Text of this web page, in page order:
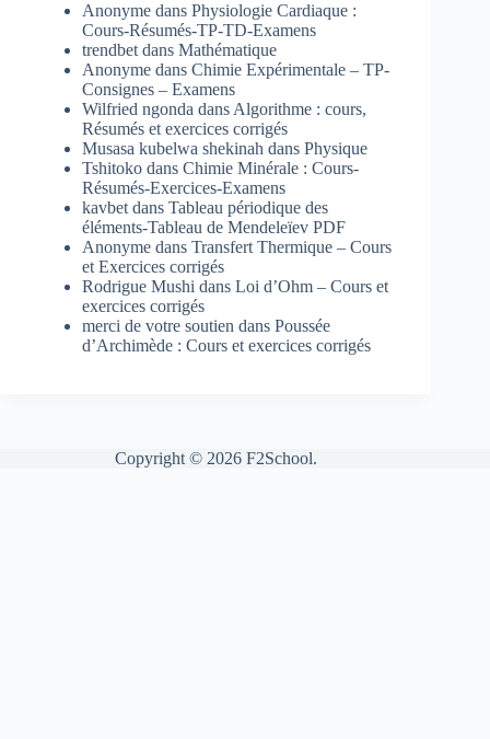
Anonyme dans Physiologie Cardiaque :
Cours-Résumés-TP-TD-Examens
trendbet dans Mathématique
Anonyme dans Chimie Expérimentale – TP-
Consignes – Examens
Wilfried ngonda dans Algorithme : cours,
Résumés et exercices corrigés
Musasa kubelwa shekinah dans Physique
Tshitoko dans Chimie Minérale : Cours-
Résumés-Exercices-Examens
kavbet dans Tableau périodique des
éléments-Tableau de Mendeleïev PDF
Anonyme dans Transfert Thermique – Cours
et Exercices corrigés
Rodrigue Mushi dans Loi d’Ohm – Cours et
exercices corrigés
merci de votre soutien dans Poussée
d’Archimède : Cours et exercices corrigés
Copyright © 2026 F2School.